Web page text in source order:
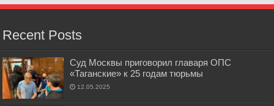
Recent Posts
Суд Москвы приговорил главаря ОПС
«Таганские» к 25 годам тюрьмы
12.05.2025